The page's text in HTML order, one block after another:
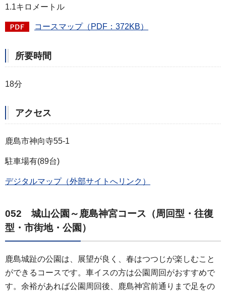
1.1キロメートル
コースマップ（PDF：372KB）
所要時間
18分
アクセス
鹿島市神向寺55-1
駐車場有(89台)
デジタルマップ（外部サイトへリンク）
052 城山公園～鹿島神宮コース（周回型・往復
型・市街地・公園）
鹿島城趾の公園は、展望が良く、春はつつじが楽しむこと
ができるコースです。車イスの方は公園周回がおすすめで
す。余裕があれば公園周回後、鹿島神宮前通りまで足をの